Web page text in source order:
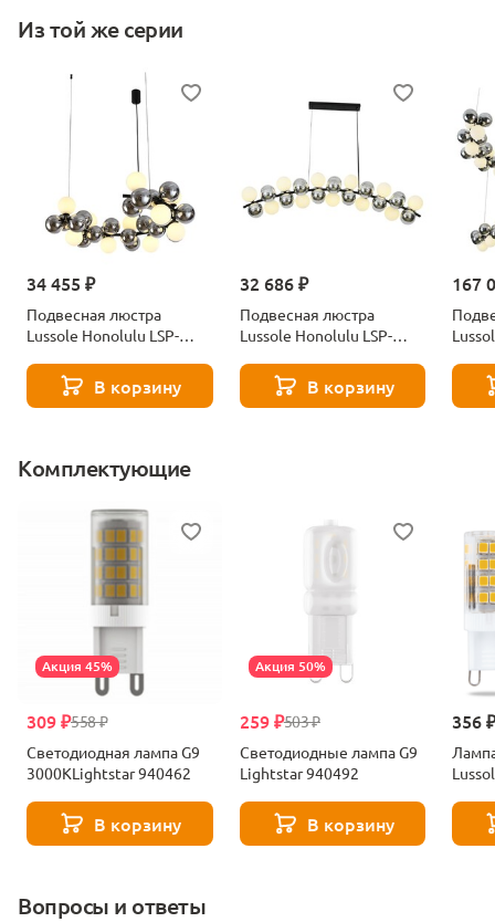
Из той же серии
34 455 ₽
Подвесная люстра
Lussole Honolulu LSP-
В корзину
32 686 ₽
Подвесная люстра
Lussole Honolulu LSP-
В корзину
167
Комплектующие
Акция 45%
558 ₽
309 ₽
Светодиодная лампа G9
3000KLightstar 940462
В корзину
Акция 50%
503 ₽
259 ₽
Светодиодные лампа G9
Lightstar 940492
В корзину
356
Вопросы и ответы